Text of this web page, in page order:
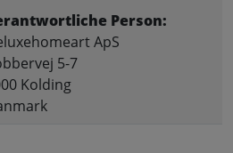
Person:
ApS
5-7
Kolding